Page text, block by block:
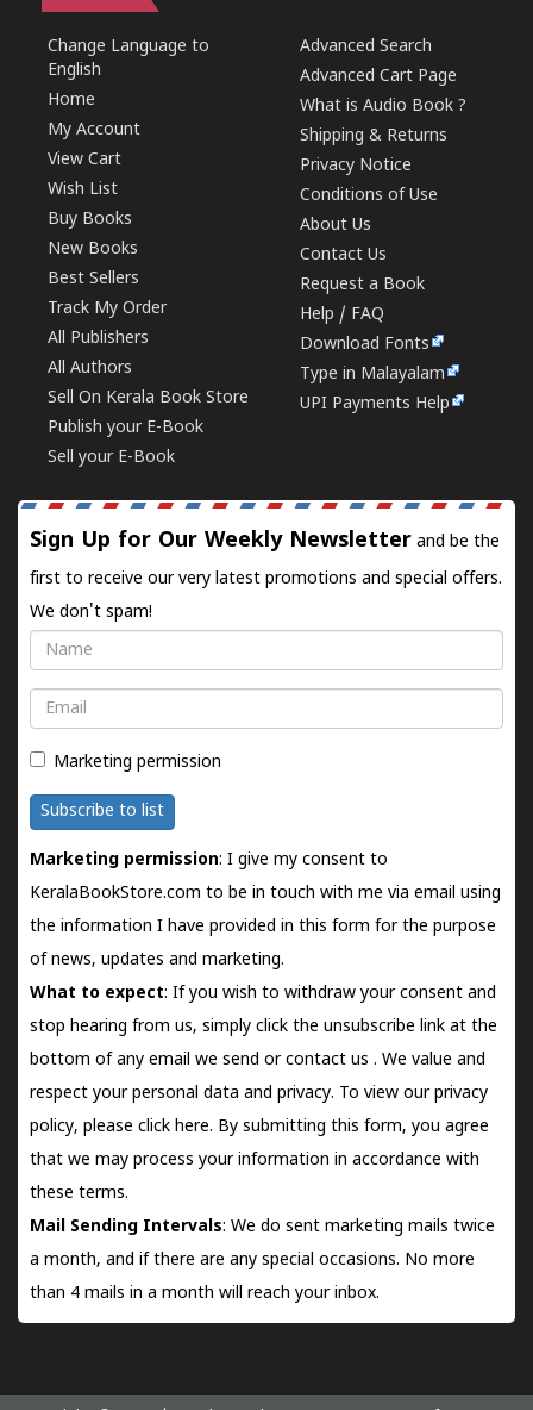
Change Language to
English
Home
My Account
View Cart
Wish List
Buy Books
New Books
Best Sellers
Track My Order
All Publishers
All Authors
Sell On Kerala Book Store
Publish your E-Book
Sell your E-Book
Advanced Search
Advanced Cart Page
What is Audio Book ?
Shipping & Returns
Privacy Notice
Conditions of Use
About Us
Contact Us
Request a Book
Help / FAQ
Download Fonts
Type in Malayalam
UPI Payments Help
Sign Up for Our Weekly Newsletter and be the
first to receive our very latest promotions and special offers.
We don't spam!
Name
Email
Marketing permission
Subscribe to list
Marketing permission: I give my consent to
KeralaBookStore.com to be in touch with me via email using
the information I have provided in this form for the purpose
of news, updates and marketing.
What to expect: If you wish to withdraw your consent and
stop hearing from us, simply click the unsubscribe link at the
bottom of any email we send orcontact us . We value and
respect your personal data and privacy. To view our privacy
policy, please click here. By submitting this form, you agree
that we may process your information in accordance with
these terms.
Mail Sending Intervals: We do sent marketing mails twice
a month, and if there are any special occasions. No more
than 4 mails in a month will reach your inbox.